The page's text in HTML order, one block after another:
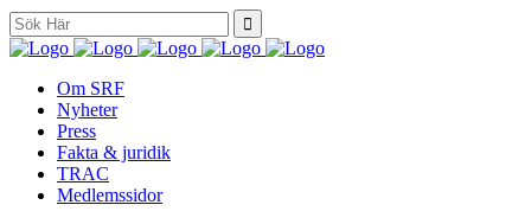
Search
for:
Om SRF
Nyheter
Press
Fakta & juridik
TRAC
Medlemssidor